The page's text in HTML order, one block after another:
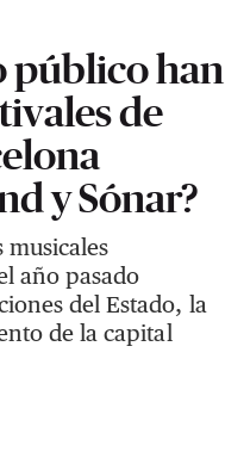
público han
de
y Sónar?
musicales
año pasado
del Estado, la
de la capital